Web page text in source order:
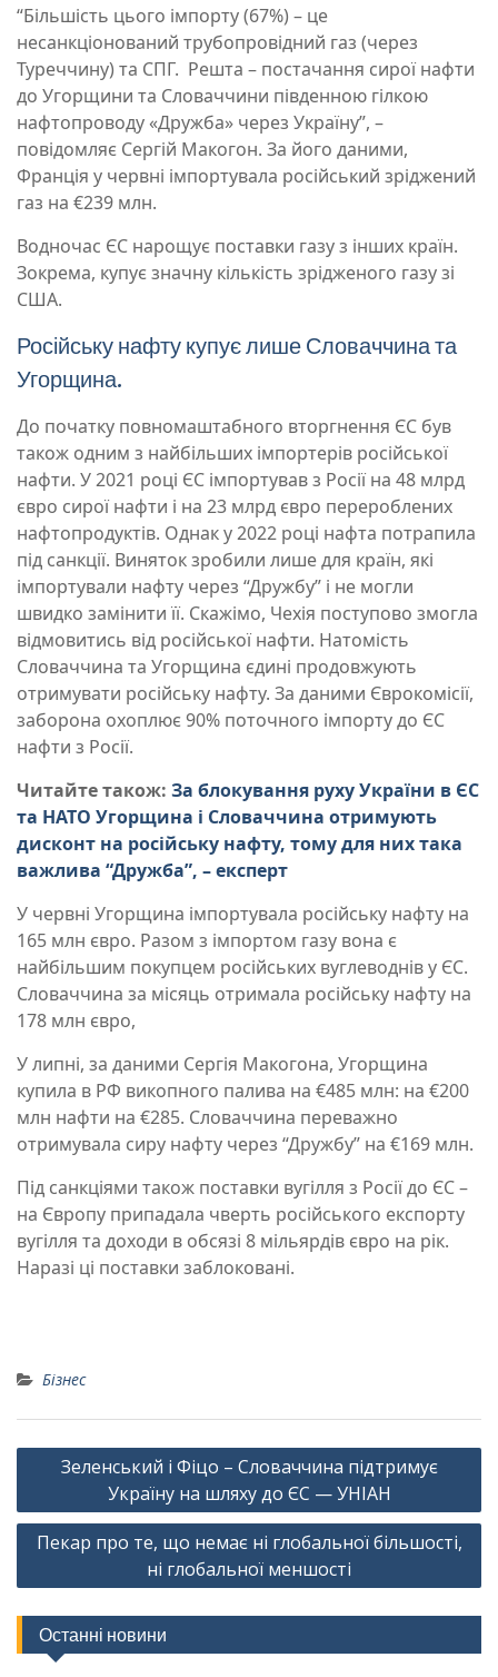
“Більшість цього імпорту (67%) – це
несанкціонований трубопровідний газ (через
Туреччину) та СПГ. Решта – постачання сирої нафти
до Угорщини та Словаччини південною гілкою
нафтопроводу «Дружба» через Україну”, –
повідомляє Сергій Макогон. За його даними,
Франція у червні імпортувала російський зріджений
газ на €239 млн.
Водночас ЄС нарощує поставки газу з інших країн.
Зокрема, купує значну кількість зрідженого газу зі
США.
Російську нафту купує лише Словаччина та
Угорщина.
До початку повномаштабного вторгнення ЄС був
також одним з найбільших імпортерів російської
нафти. У 2021 році ЄС імпортував з Росії на 48 млрд
євро сирої нафти і на 23 млрд євро перероблених
нафтопродуктів. Однак у 2022 році нафта потрапила
під санкції. Виняток зробили лише для країн, які
імпортували нафту через “Дружбу” і не могли
швидко замінити її. Скажімо, Чехія поступово змогла
відмовитись від російської нафти. Натомість
Словаччина та Угорщина єдині продовжують
отримувати російську нафту. За даними Єврокомісії,
заборона охоплює 90% поточного імпорту до ЄС
нафти з Росії.
Читайте також: За блокування руху України в ЄС
та НАТО Угорщина і Словаччина отримують
дисконт на російську нафту, тому для них така
важлива “Дружба”, – експерт
У червні Угорщина імпортувала російську нафту на
165 млн євро. Разом з імпортом газу вона є
найбільшим покупцем російських вуглеводнів у ЄС.
Словаччина за місяць отримала російську нафту на
178 млн євро,
У липні, за даними Сергія Макогона, Угорщина
купила в РФ викопного палива на €485 млн: на €200
млн нафти на €285. Словаччина переважно
отримувала сиру нафту через “Дружбу” на €169 млн.
Під санкціями також поставки вугілля з Росії до ЄС –
на Європу припадала чверть російського експорту
вугілля та доходи в обсязі 8 мільярдів євро на рік.
Наразі ці поставки заблоковані.
Бізнес
Навігація
Зеленський і Фіцо – Словаччина підтримує
Україну на шляху до ЄС — УНІАН
Пекар про те, що немає ні глобальної більшості,
ні глобальної меншості
Останні новини